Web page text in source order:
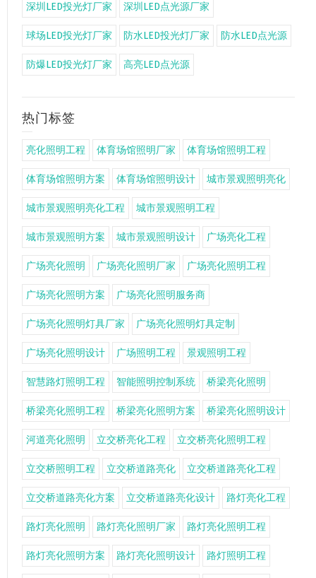
深圳LED投光灯厂家 深圳LED点光源厂家
球场LED投光灯厂家 防水LED投光灯厂家 防水LED点光源
防爆LED投光灯厂家 高亮LED点光源
热门标签
亮化照明工程 体育场馆照明厂家 体育场馆照明工程
体育场馆照明方案 体育场馆照明设计 城市景观照明亮化
城市景观照明亮化工程 城市景观照明工程
城市景观照明方案 城市景观照明设计 广场亮化工程
广场亮化照明 广场亮化照明厂家 广场亮化照明工程
广场亮化照明方案 广场亮化照明服务商
广场亮化照明灯具厂家 广场亮化照明灯具定制
广场亮化照明设计 广场照明工程 景观照明工程
智慧路灯照明工程 智能照明控制系统 桥梁亮化照明
桥梁亮化照明工程 桥梁亮化照明方案 桥梁亮化照明设计
河道亮化照明 立交桥亮化工程 立交桥亮化照明工程
立交桥照明工程 立交桥道路亮化 立交桥道路亮化工程
立交桥道路亮化方案 立交桥道路亮化设计 路灯亮化工程
路灯亮化照明 路灯亮化照明厂家 路灯亮化照明工程
路灯亮化照明方案 路灯亮化照明设计 路灯照明工程